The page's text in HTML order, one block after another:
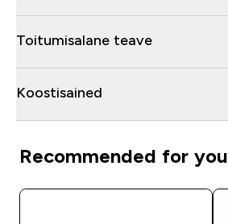
Toitumisalane teave
Koostisained
Recommended for you